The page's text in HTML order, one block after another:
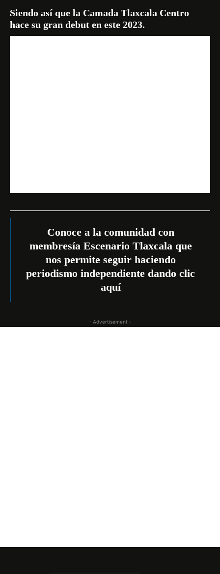
Siendo así que la Camada Tlaxcala Centro
hace su gran debut en este 2023.
Conoce a la comunidad con
membresía Escenario Tlaxcala que
nos permite seguir haciendo
periodismo independiente dando clic
aquí
- Advertisement -